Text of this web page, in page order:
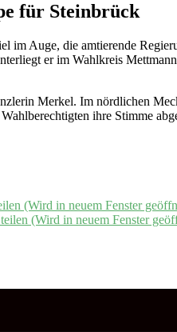
für Steinbrück
im Auge, die amtierende
er im Wahlkreis
Merkel. Im nördlichen
ihre Stimme
(Wird in neuem Fenster
(Wird in neuem Fenster